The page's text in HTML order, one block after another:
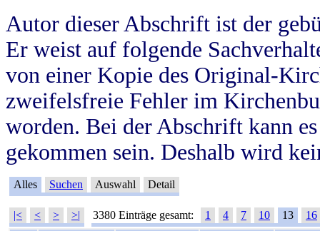
Autor dieser Abschrift ist der
Er weist auf folgende
von einer Kopie des Original-
zweifelsfreie Fehler im
worden. Bei der Abschrift kann
gekommen sein. Deshalb wird
Alles Suchen Auswahl Detail
|< < > >| 3380 Einträge gesamt: 1 4 7 10 13
16